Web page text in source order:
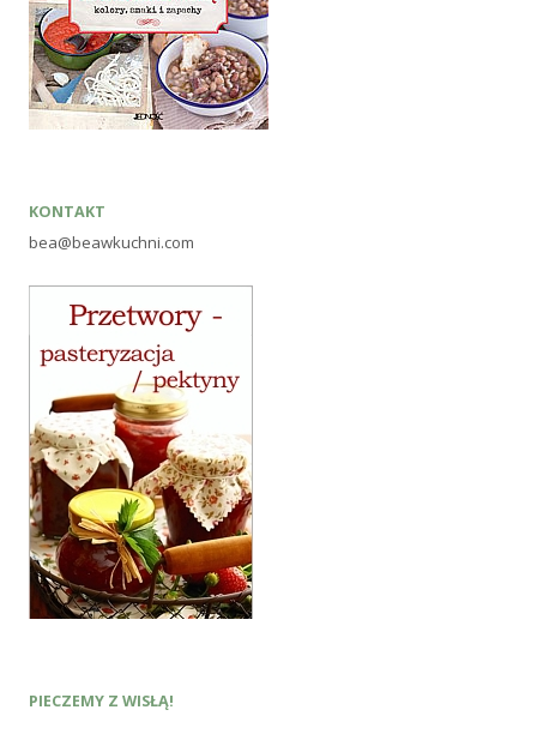
KONTAKT
bea@beawkuchni.com
PIECZEMY Z WISŁĄ!